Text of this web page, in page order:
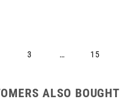
3 … 15
ALSO BOUGHT